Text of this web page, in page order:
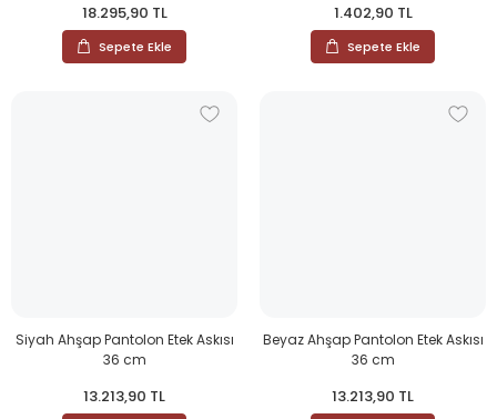
18.295,90 TL
Sepete Ekle
1.402,90 TL
Sepete Ekle
Siyah Ahşap Pantolon Etek Askısı
36 cm
13.213,90 TL
Beyaz Ahşap Pantolon Etek Askısı
36 cm
13.213,90 TL